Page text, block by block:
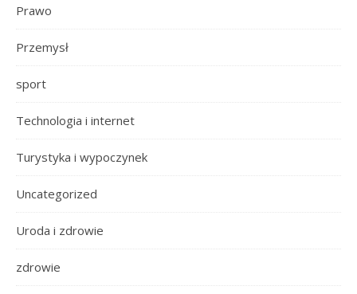
Prawo
Przemysł
sport
Technologia i internet
Turystyka i wypoczynek
Uncategorized
Uroda i zdrowie
zdrowie